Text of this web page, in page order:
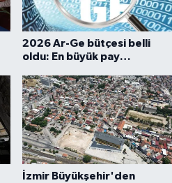
2026 Ar-Ge bütçesi belli
oldu: En büyük pay
İzmir Büyükşehir'den